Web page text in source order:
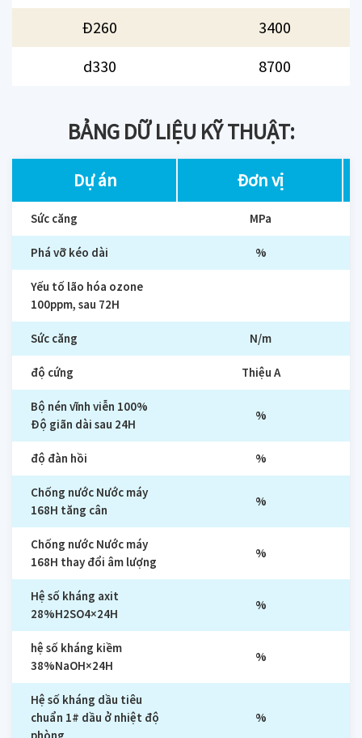
Đ260
3400
d330
8700
BẢNG DỮ LIỆU KỸ THUẬT:
Dự án Đơn vị
Sức căng MPa
Phá vỡ kéo dài %
Yếu tố lão hóa ozone
100ppm, sau 72H
Sức căng N/m
độ cứng Thiệu A
Bộ nén vĩnh viễn 100%
Độ giãn dài sau 24H
%
độ đàn hồi %
Chống nước Nước máy
168H tăng cân
%
Chống nước Nước máy
168H thay đổi âm lượng
%
Hệ số kháng axit
28%H2SO4×24H
%
hệ số kháng kiềm
38%NaOH×24H
%
Hệ số kháng dầu tiêu
chuẩn 1# dầu ở nhiệt độ
%